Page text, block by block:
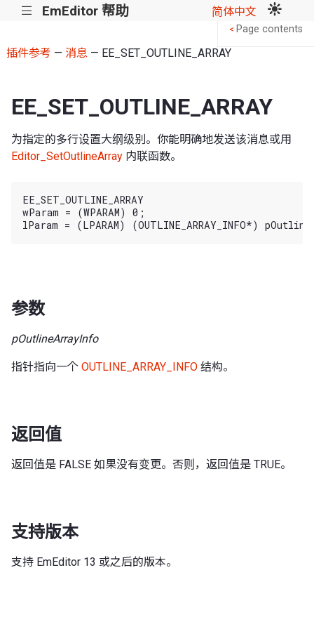
||| EmEditor 帮助 简体中文
插件参考 — 消息— EE_SET_OUTLINE_ARRAY
EE_SET_OUTLINE_ARRAY
为指定的多行设置大纲级别。你能明确地发送该消息或用
Editor_SetOutlineArray 内联函数。
EE_SET_OUTLINE_ARRAY
wParam = (WPARAM) 0;
参数
pOutlineArrayInfo
指针指向一个 OUTLINE_ARRAY_INFO 结构。
返回值
返回值是 FALSE 如果没有变更。否则，返回值是 TRUE。
支持版本
支持 EmEditor 13 或之后的版本。
< Page contents